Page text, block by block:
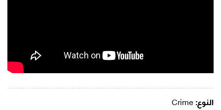
النوع: